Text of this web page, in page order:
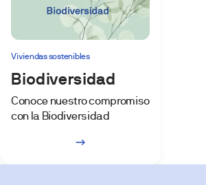
Viviendas sostenibles
Biodiversidad
Conoce nuestro compromiso
con la Biodiversidad